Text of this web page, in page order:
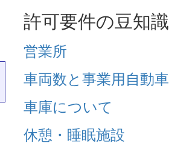
許可要件の豆知識
営業所
車両数と事業用自動車
車庫について
休憩・睡眠施設